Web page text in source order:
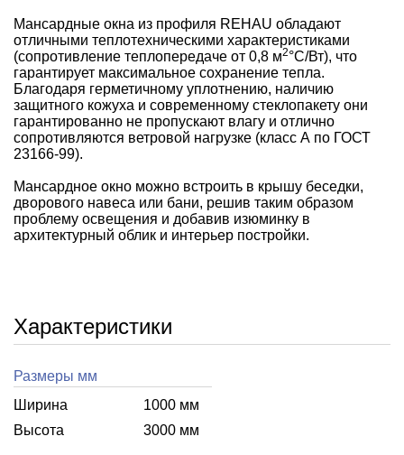
Мансардные окна из профиля REHAU обладают
отличными теплотехническими характеристиками
(сопротивление теплопередаче от 0,8 м2°С/Вт), что
гарантирует максимальное сохранение тепла.
Благодаря герметичному уплотнению, наличию
защитного кожуха и современному стеклопакету они
гарантированно не пропускают влагу и отлично
сопротивляются ветровой нагрузке (класс А по ГОСТ
23166-99).
Мансардное окно можно встроить в крышу беседки,
дворового навеса или бани, решив таким образом
проблему освещения и добавив изюминку в
архитектурный облик и интерьер постройки.
Характеристики
Размеры мм
Ширина
1000 мм
Высота
3000 мм